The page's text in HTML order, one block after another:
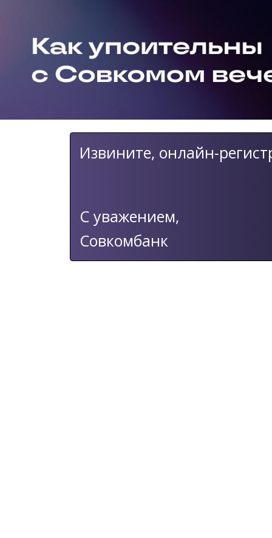
Извините, онлайн-
С уважением,
Совкомбанк